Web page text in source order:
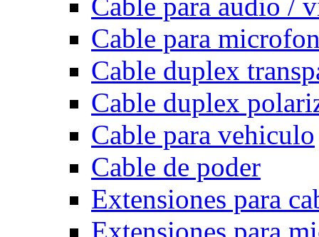
Cable para
Cable duplex
Cable duplex
Cable para vehiculo
Cable de poder
Extensiones para